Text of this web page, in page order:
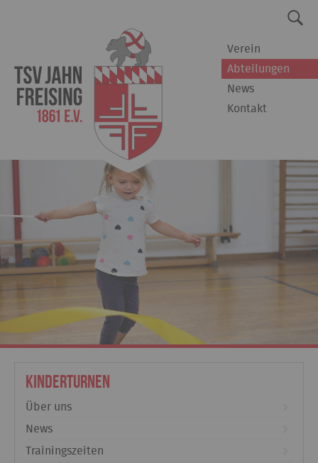
Verein
Abteilungen
News
Kontakt
Kinderturnen
Über uns
News
Trainingszeiten